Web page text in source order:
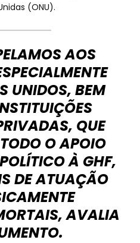
(ONU).
AOS
UNIDOS, BEM
QUE
O APOIO
À GHF,
DE ATUAÇÃO
AVALIA